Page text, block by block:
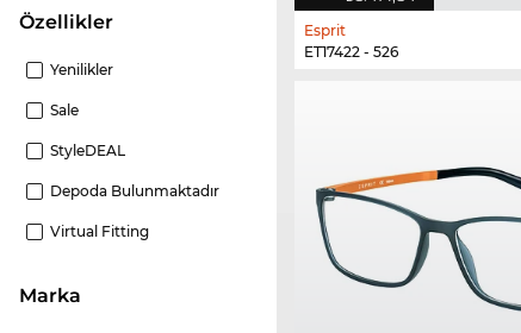
Özellikler
Yenilikler
Sale
StyleDEAL
Depoda Bulunmaktadır
Virtual Fitting
Marka
Esprit
ET17422 - 526